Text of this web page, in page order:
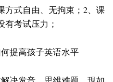
式自由、无拘束；2、课
考试压力；
提高孩子英语水平